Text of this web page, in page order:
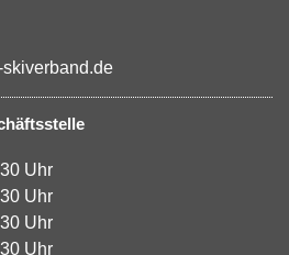
Uhr
Uhr
Uhr
Uhr